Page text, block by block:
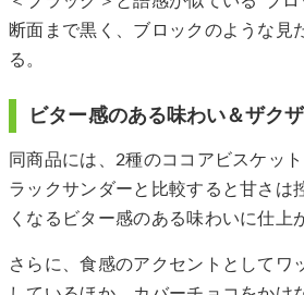
断面まで黒く、ブロックのような見
る。
ビター感のある味わい＆ザク
同商品には、2種のココアビスケッ
ラックサンダーと比較すると甘さは
くなるビター感のある味わいに仕上
さらに、食感のアクセントとしてワ